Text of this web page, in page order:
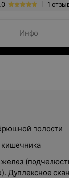
1
Инфо
полости
Дуплексное